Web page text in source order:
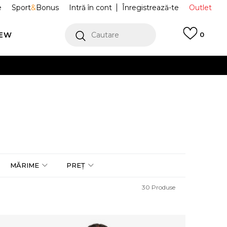
Outlet
Intră în cont Înregistrează-te
Sport&Bonus
Cautare 0
MĂRIME PREȚ
30 Produse